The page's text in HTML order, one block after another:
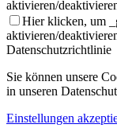
aktivieren/
Hier klicken, um
aktivieren/
Datenschutzrichtlinie
Sie können unsere
in unseren
Einstellungen